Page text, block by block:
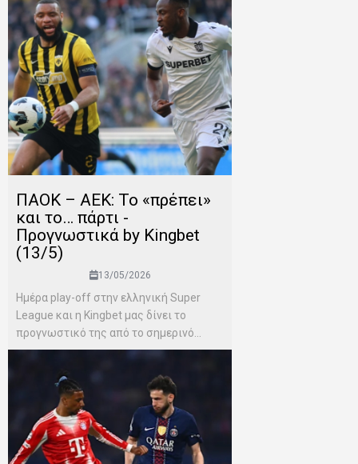
ΠΑΟΚ – ΑΕΚ: Το «πρέπει»
και το… πάρτι -
Προγνωστικά by Kingbet
(13/5)
13/05/2026
Ημέρα play-off στην ελληνική Super
League και η Kingbet μας δίνει το
προγνωστικό της από το σημερινό...